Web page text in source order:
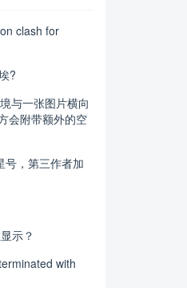
clash for
?
与一张图片横向
会附带额外的空
号，第三作者加
示？
with